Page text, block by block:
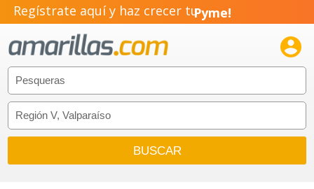
Regístrate aquí y haz crecer tuPyme!
Emprendimiento!
